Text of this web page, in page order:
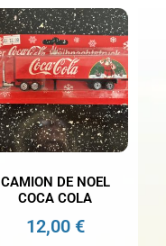
CAMION DE NOEL
COCA COLA
12,00 €